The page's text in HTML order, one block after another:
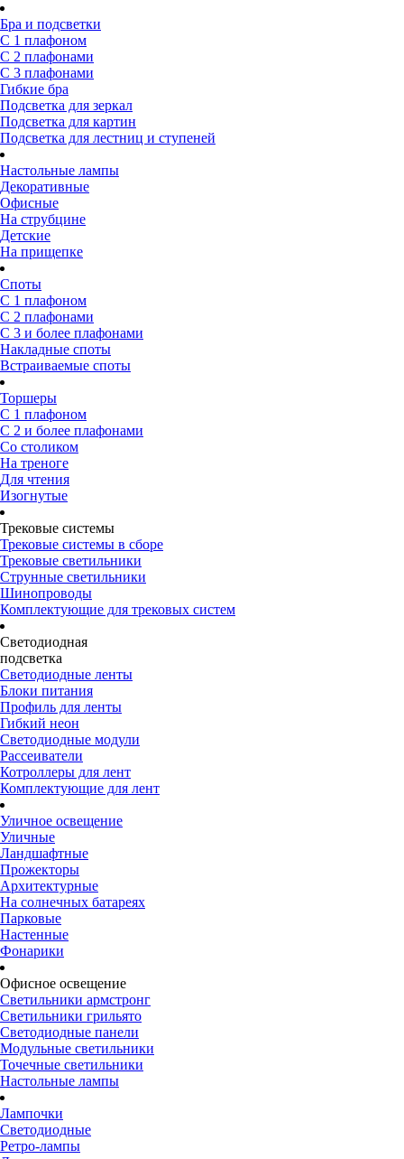
Бра и подсветки
С 1 плафоном
С 2 плафонами
С 3 плафонами
Гибкие бра
Подсветка для зеркал
Подсветка для картин
Подсветка для лестниц и ступеней
Настольные лампы
Декоративные
Офисные
На струбцине
Детские
На прищепке
Споты
С 1 плафоном
С 2 плафонами
С 3 и более плафонами
Накладные споты
Встраиваемые споты
Торшеры
С 1 плафоном
С 2 и более плафонами
Со столиком
На треноге
Для чтения
Изогнутые
Трековые системы
Трековые системы в сборе
Трековые светильники
Струнные светильники
Шинопроводы
Комплектующие для трековых систем
Светодиодная
подсветка
Светодиодные ленты
Блоки питания
Профиль для ленты
Гибкий неон
Светодиодные модули
Рассеиватели
Котроллеры для лент
Комплектующие для лент
Уличное освещение
Уличные
Ландшафтные
Прожекторы
Архитектурные
На солнечных батареях
Парковые
Настенные
Фонарики
Офисное освещение
Светильники армстронг
Светильники грильято
Светодиодные панели
Модульные светильники
Точечные светильники
Настольные лампы
Лампочки
Светодиодные
Ретро-лампы